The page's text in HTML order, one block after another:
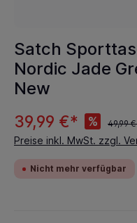
Satch
Nordic Jade
New
39,99 €* % 49,99
Preise inkl. MwSt. zzgl.
Nicht mehr verfügbar